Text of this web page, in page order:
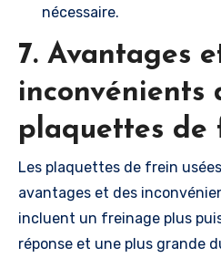
nécessaire.
7. Avantages
inconvénients
plaquettes de
Les plaquettes de frein
avantages et des
incluent un freinage plus
réponse et une plus grande